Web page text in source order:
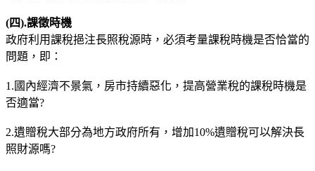
(四).課徵時機
政府利用課稅挹注長照稅源時，必須考量課稅時機是否恰當的
問題，即：
1.國內經濟不景氣，房市持續惡化，提高營業稅的課稅時機是
否適當?
2.遺贈稅大部分為地方政府所有，增加10%遺贈稅可以解決長
照財源嗎?